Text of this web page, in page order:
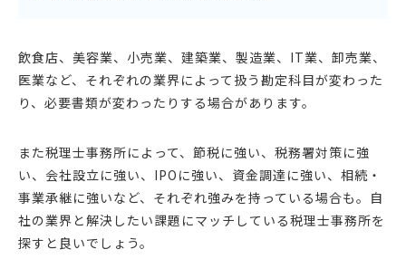
飲食店、美容業、小売業、建築業、製造業、IT業、卸売業、
医業など、それぞれの業界によって扱う勘定科目が変わった
り、必要書類が変わったりする場合があります。
また税理士事務所によって、節税に強い、税務署対策に強
い、会社設立に強い、IPOに強い、資金調達に強い、相続・
事業承継に強いなど、それぞれ強みを持っている場合も。自
社の業界と解決したい課題にマッチしている税理士事務所を
探すと良いでしょう。